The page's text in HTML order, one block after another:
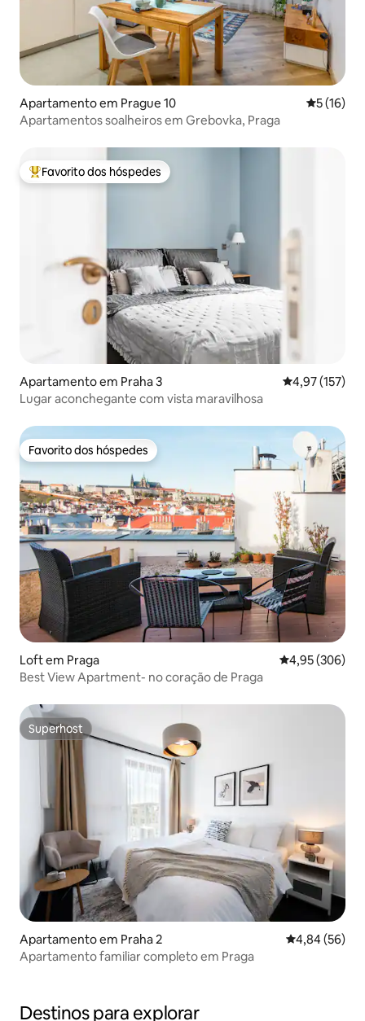
Apartamento em Prague 10
5 (16)
Apartamentos soalheiros em Grebovka, Praga
Favoritos dos hóspedes mais apreciados
Favorito dos hóspedes
Apartamento em Praha 3 Classificação
4,97 (157)
Lugar aconchegante com vista maravilhosa
Favorito dos hóspedes
Favorito dos hóspedes
Loft em Praga Classificação
4,95 (306)
Best View Apartment- no coração de Praga
Superhost
Superhost
Apartamento em Praha 2 Classificação
4,84 (56)
Apartamento familiar completo em Praga
Destinos para explorar